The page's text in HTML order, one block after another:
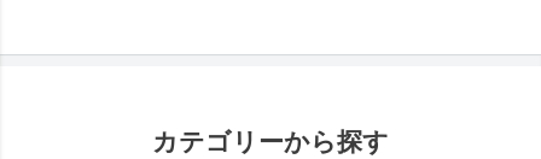
カテゴリーから探す